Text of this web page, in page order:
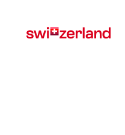
myswitzerland.com